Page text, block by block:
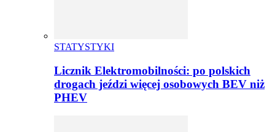
STATYSTYKI
Licznik Elektromobilności: po polskich
drogach jeździ więcej osobowych BEV niż
PHEV